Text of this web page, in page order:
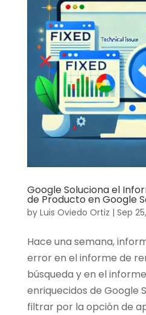
Google Soluciona el
de Producto en Google
by Luis Oviedo Ortiz | Sep
Hace una semana,
error en el informe de
búsqueda y en el
enriquecidos de Google
filtrar por la opción de